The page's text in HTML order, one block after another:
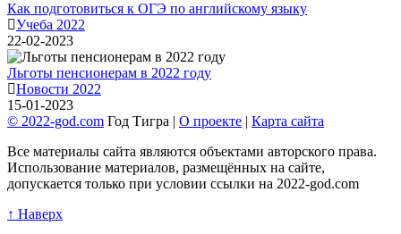
Как подготовиться к ОГЭ по английскому языку
Учеба 2022
22-02-2023
Льготы пенсионерам в 2022 году
Новости 2022
15-01-2023
© 2022-god.com Год Тигра | О проекте
Карта сайта
Все материалы сайта являются объектами авторского права.
Использование материалов, размещённых на сайте,
допускается только при условии ссылки на 2022-god.com
↑ Наверх